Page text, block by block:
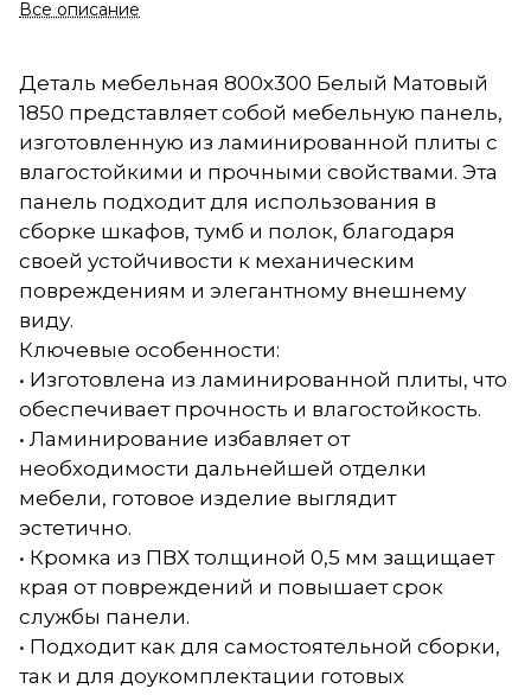
Все описание
Деталь мебельная 800х300 Белый Матовый
1850 представляет собой мебельную панель,
изготовленную из ламинированной плиты с
влагостойкими и прочными свойствами. Эта
панель подходит для использования в
сборке шкафов, тумб и полок, благодаря
своей устойчивости к механическим
повреждениям и элегантному внешнему
виду.
Ключевые особенности:
• Изготовлена из ламинированной плиты, что
обеспечивает прочность и влагостойкость.
• Ламинирование избавляет от
необходимости дальнейшей отделки
мебели, готовое изделие выглядит
эстетично.
• Кромка из ПВХ толщиной 0,5 мм защищает
края от повреждений и повышает срок
службы панели.
• Подходит как для самостоятельной сборки,
так и для доукомплектации готовых